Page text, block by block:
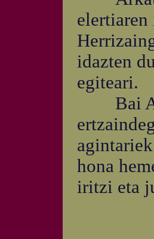
elertiaren
idazten
egiteari.
Bai
hona
iritzi eta